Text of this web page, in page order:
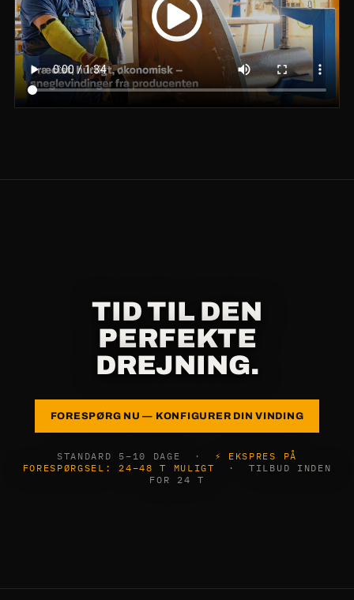
TID TIL DEN
PERFEKTE
DREJNING.
FORESPØRG NU — KONFIGURER DIN VINDING
STANDARD 5–10 DAGE · ⚡ EKSPRES PÅ
FORESPØRGSEL: 24–48 T MULIGT
· TILBUD INDEN
FOR 24 T